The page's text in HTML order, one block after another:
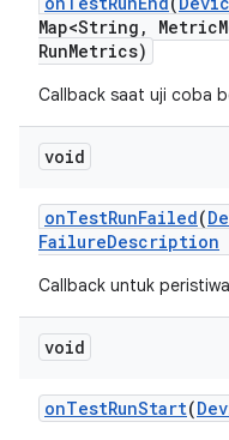
Map<String , Metric
RunMetrics)
Callback saat uji coba
void
onTestRunFailed(
FailureDescription
Callback untuk
void
onTestRunStart(